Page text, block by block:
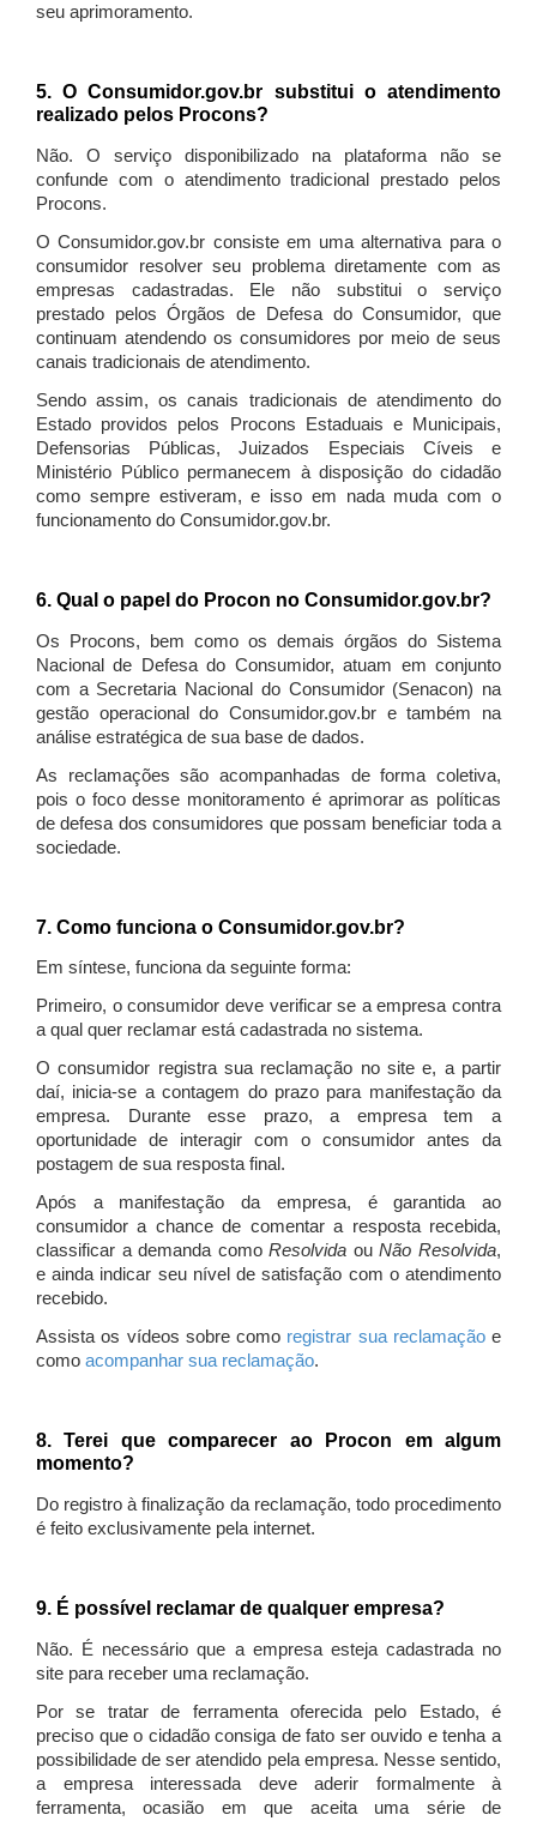
seu aprimoramento.
5. O Consumidor.gov.br substitui o atendimento
realizado pelos Procons?
Não. O serviço disponibilizado na plataforma não se
confunde com o atendimento tradicional prestado pelos
Procons.
O Consumidor.gov.br consiste em uma alternativa para o
consumidor resolver seu problema diretamente com as
empresas cadastradas. Ele não substitui o serviço
prestado pelos Órgãos de Defesa do Consumidor, que
continuam atendendo os consumidores por meio de seus
canais tradicionais de atendimento.
Sendo assim, os canais tradicionais de atendimento do
Estado providos pelos Procons Estaduais e Municipais,
Defensorias Públicas, Juizados Especiais Cíveis e
Ministério Público permanecem à disposição do cidadão
como sempre estiveram, e isso em nada muda com o
funcionamento do Consumidor.gov.br.
6. Qual o papel do Procon no Consumidor.gov.br?
Os Procons, bem como os demais órgãos do Sistema
Nacional de Defesa do Consumidor, atuam em conjunto
com a Secretaria Nacional do Consumidor (Senacon) na
gestão operacional do Consumidor.gov.br e também na
análise estratégica de sua base de dados.
As reclamações são acompanhadas de forma coletiva,
pois o foco desse monitoramento é aprimorar as políticas
de defesa dos consumidores que possam beneficiar toda a
sociedade.
7. Como funciona o Consumidor.gov.br?
Em síntese, funciona da seguinte forma:
Primeiro, o consumidor deve verificar se a empresa contra
a qual quer reclamar está cadastrada no sistema.
O consumidor registra sua reclamação no site e, a partir
daí, inicia-se a contagem do prazo para manifestação da
empresa. Durante esse prazo, a empresa tem a
oportunidade de interagir com o consumidor antes da
postagem de sua resposta final.
Após a manifestação da empresa, é garantida ao
consumidor a chance de comentar a resposta recebida,
classificar a demanda comoResolvida ouNão Resolvida,
e ainda indicar seu nível de satisfação com o atendimento
recebido.
Assista os vídeos sobre como registrar sua reclamaçãoe
como acompanhar sua reclamação.
8. Terei que comparecer ao Procon em algum
momento?
Do registro à finalização da reclamação, todo procedimento
é feito exclusivamente pela internet.
9. É possível reclamar de qualquer empresa?
Não. É necessário que a empresa esteja cadastrada no
site para receber uma reclamação.
Por se tratar de ferramenta oferecida pelo Estado, é
preciso que o cidadão consiga de fato ser ouvido e tenha a
possibilidade de ser atendido pela empresa. Nesse sentido,
a empresa interessada deve aderir formalmente à
ferramenta, ocasião em que aceita uma série de